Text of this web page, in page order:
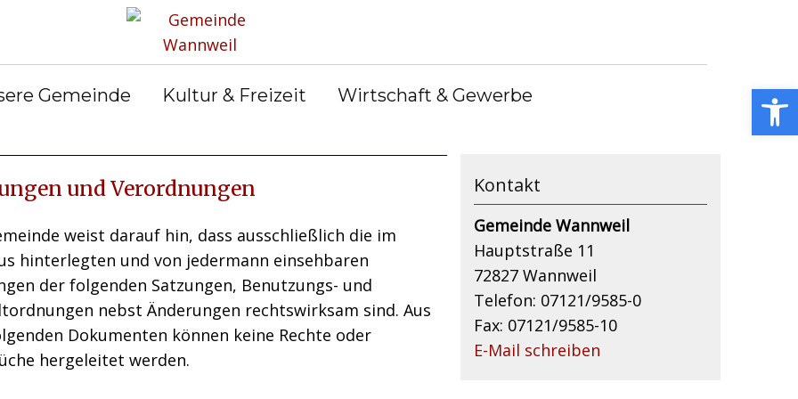
Gemeinde Kultur & Freizeit Wirtschaft & Gewerbe
Gemeinderat
Wahlen Notdienste Kummerkasten
und Verordnungen
weist darauf hin, dass ausschließlich die im
hinterlegten und von jedermann einsehbaren
der folgenden Satzungen, Benutzungs- und
nebst Änderungen rechtswirksam sind. Aus
Dokumenten können keine Rechte oder
hergeleitet werden.
Kontakt
Gemeinde Wannweil
Hauptstraße 11
72827 Wannweil
Telefon: 07121/9585-0
Fax: 07121/9585-10
E-Mail schreiben
Open toolbar